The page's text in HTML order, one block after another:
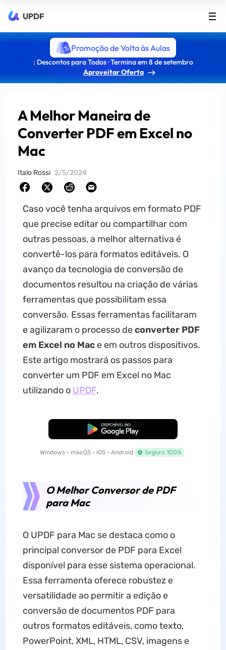
UPDF
Promoção de Volta às Aulas
: Descontos para Todos · Termina em 8 de setembro
Aproveitar Oferta
A Melhor Maneira de
Converter PDF em Excel no
Mac
Italo Rossi 2/5/2024
Caso você tenha arquivos em formato PDF
que precise editar ou compartilhar com
outras pessoas, a melhor alternativa é
convertê-los para formatos editáveis. O
avanço da tecnologia de conversão de
documentos resultou na criação de várias
ferramentas que possibilitam essa
conversão. Essas ferramentas facilitaram
e agilizaram o processo deconverter PDF
em Excel no Mace em outros dispositivos.
Este artigo mostrará os passos para
converter um PDF em Excel no Mac
utilizando o UPDF.
Baixar Grátis
Windows • macOS • iOS • Android Seguro 100%
O Melhor Conversor de PDF
para Mac
O UPDF para Mac se destaca como o
principal conversor de PDF para Excel
disponível para esse sistema operacional.
Essa ferramenta oferece robustez e
versatilidade ao permitir a edição e
conversão de documentos PDF para
outros formatos editáveis, como texto,
PowerPoint, XML, HTML, CSV, imagens e